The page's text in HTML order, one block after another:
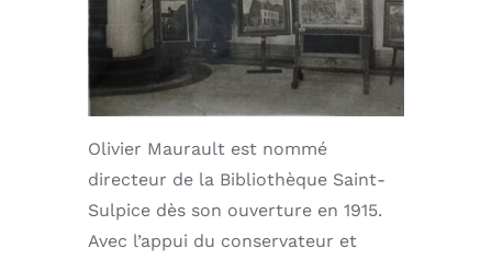
Olivier Maurault est nommé
directeur de la Bibliothèque Saint-
Sulpice dès son ouverture en 1915.
Avec l’appui du conservateur et